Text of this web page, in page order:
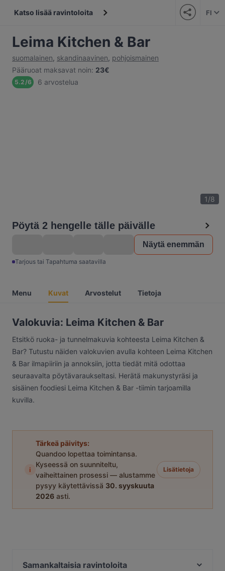
Katso lisää ravintoloita FI
Leima Kitchen & Bar
suomalainen, skandinaavinen, pohjoismainen
Pääruoat maksavat noin: 23€
5.2/6 6 arvostelua
1/8
Pöytä 2 hengelle tälle päivälle
Näytä enemmän
Tarjous tai Tapahtuma saatavilla
Menu Kuvat Arvostelut Tietoja
Valokuvia: Leima Kitchen & Bar
Etsitkö ruoka- ja tunnelmakuvia kohteesta Leima Kitchen &
Bar? Tutustu näiden valokuvien avulla kohteen Leima Kitchen
& Bar ilmapiiriin ja annoksiin, jotta tiedät mitä odottaa
seuraavalta pöytävaraukseltasi. Herätä makunystyräsi ja
sisäinen foodiesi Leima Kitchen & Bar -tiimin tarjoamilla
kuvilla.
i
Tärkeä päivitys:
Quandoo lopettaa toimintansa.
Kyseessä on suunniteltu,
vaiheittainen prosessi — alustamme
pysyy käytettävissä 30. syyskuuta
2026 asti.
Lisätietoja
Samankaltaisia ravintoloita